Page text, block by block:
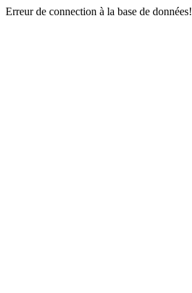
Erreur de connection à la base de données!